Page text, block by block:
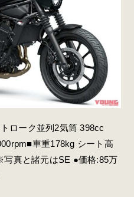
ローク並列2気筒 398cc
車重178kg シート高
真と諸元はSE ●価格:85万